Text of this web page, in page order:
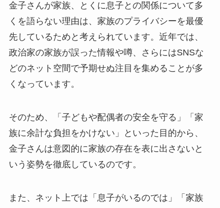
金子さんが家族、とくに息子との関係について多
くを語らない理由は、家族のプライバシーを最優
先しているためと考えられています。近年では、
政治家の家族が誤った情報や噂、さらにはSNSな
どのネット空間で予期せぬ注目を集めることが多
くなっています。
そのため、「子どもや配偶者の安全を守る」「家
族に余計な負担をかけない」といった目的から、
金子さんは意図的に家族の存在を表に出さないと
いう姿勢を徹底しているのです。
また、ネット上では「息子がいるのでは」「家族